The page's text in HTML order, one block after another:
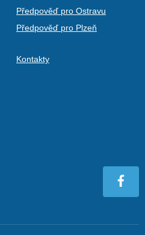
Předpověď pro Ostravu
Předpověď pro Plzeň
Kontakty